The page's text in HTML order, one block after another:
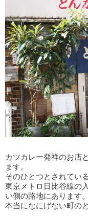
カツカレー発祥のお店
ます。
そのひとつとされてい
東京メトロ日比谷線の
い側の路地にあります。
本当になにげない町の